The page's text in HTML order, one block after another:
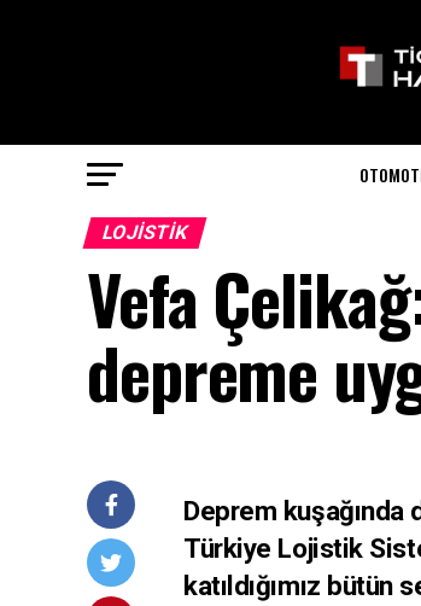
LOJISTIK
Vefa
depreme
Deprem
Türkiye Lojistik
katıldığımız